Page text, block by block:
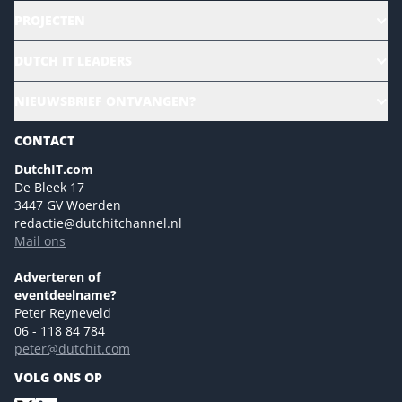
Sustainability | Green IT
Marketing- en contentmogelijkheden 2026
Events- en sponsormogelijkheden 2026
Ons team
Colofon
Tip de redactie
Versturen
CONTACT
DutchIT.com
De Bleek 17
3447 GV Woerden
redactie@dutchitchannel.nl
Mail ons
Adverteren of
eventdeelname?
Peter Reyneveld
06 - 118 84 784
peter@dutchit.com
VOLG ONS OP